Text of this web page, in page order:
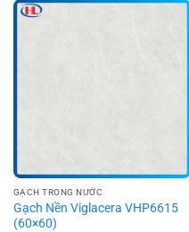
GẠCH TRONG NƯỚC
Gạch Nền Viglacera VHP6615
(60×60)